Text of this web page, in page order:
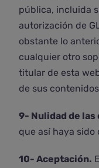
pública, incluida
autorización de
obstante lo
cualquier otro
titular de esta
de sus
9- Nulidad de las
que así haya
10- Aceptación.